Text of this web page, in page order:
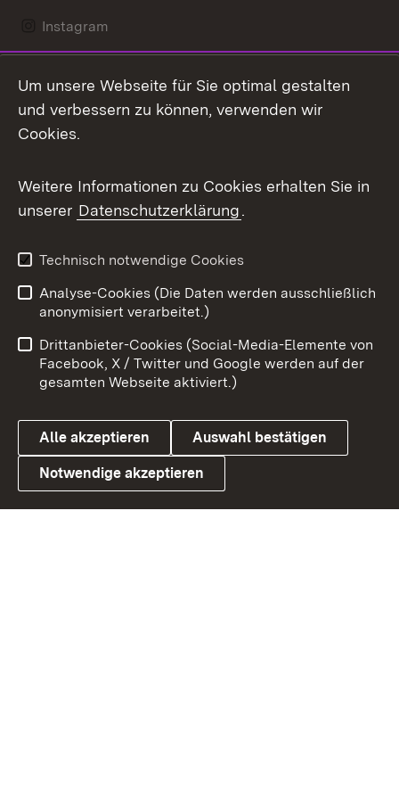
Instagram
Mastodon
Messenger
Social Wall
X / Twitter
Youtube
Link zum Landesportal
Benutzungshinweise
Barrierefreiheit
Datenschutz
Cookies
Um unsere Webseite für Sie optimal gestalten
und verbessern zu können, verwenden wir
Cookies.
Weitere Informationen zu Cookies erhalten Sie in
unserer Datenschutzerklärung.
Technisch notwendige Cookies
Analyse-Cookies (Die Daten werden ausschließlich
anonymisiert verarbeitet.)
Drittanbieter-Cookies (Social-Media-Elemente von
Facebook, X / Twitter und Google werden auf der
gesamten Webseite aktiviert.)
Alle akzeptieren Auswahl bestätigen
Notwendige akzeptieren